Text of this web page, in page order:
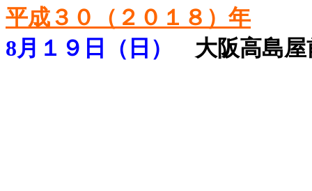
平成３０（２０１８）年
8月１９日（日） 大阪高島